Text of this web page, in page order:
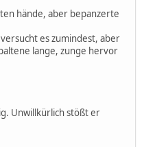
hände, aber bepanzerte
es zumindest, aber
lange, zunge hervor
Unwillkürlich stößt er